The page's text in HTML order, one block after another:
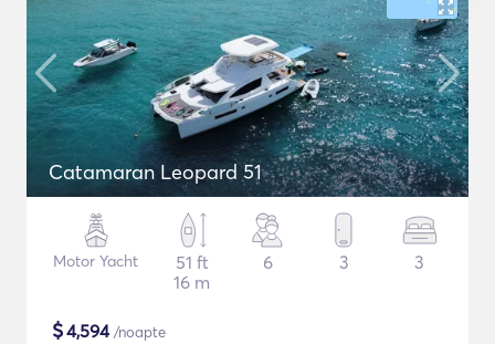
Catamaran Leopard 51
Motor Yacht
51 ft
16 m
6 3 3
$4,594/noapte